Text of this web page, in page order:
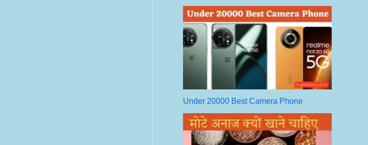
Under 20000 Best Camera Phone